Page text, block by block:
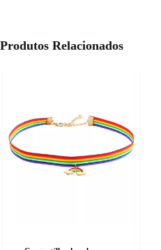
Produtos Relacionados